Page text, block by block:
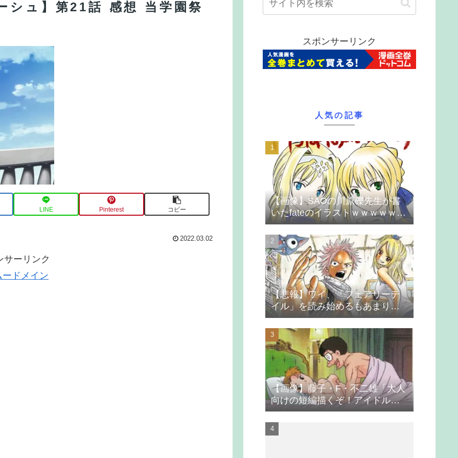
シュ】第21話 感想 当学園祭
LINE Pinterest コピー
2022.03.02
サーリンク
ードメイン
スポンサーリンク
人気の記事
【画像】SAOの川原礫先生が書
いたfateのイラストｗｗｗｗｗｗ
ｗｗｗ
【悲報】ワイ、「フェアリーテ
イル」を読み始めるもあまりの
つまらなさに挫折する
【画像】藤子・F・不二雄「大人
向けの短編描くぞ！アイドルが
無理やり抱かれるシーン入れ
よ」